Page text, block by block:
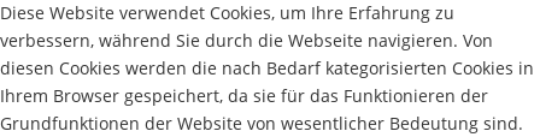
Diese Website verwendet Cookies, um Ihre Erfahrung zu
verbessern, während Sie durch die Webseite navigieren. Von
diesen Cookies werden die nach Bedarf kategorisierten Cookies in
Ihrem Browser gespeichert, da sie für das Funktionieren der
Grundfunktionen der Website von wesentlicher Bedeutung sind.